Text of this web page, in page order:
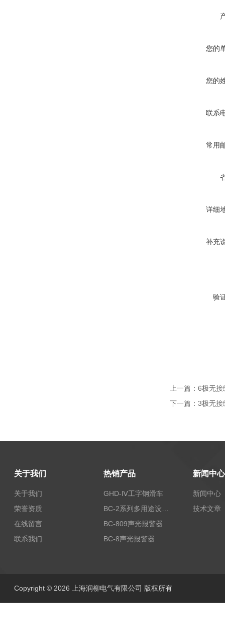
您的
您的
联系
常用
详细
补充
验
上一篇： 6极无接
下一篇： 3极无接
关于我们
关于我们
荣誉资质
在线留言
联系我们
热销产品
GHD-Ⅳ工字钢滑车
BC-809声光报警器
BC-8声光报警器
新闻中心
新闻中心
技术文章
Copyright © 2026 上海润柳电气有限公司 版权所有